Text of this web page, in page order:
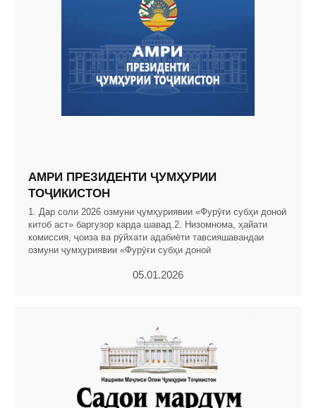
АМРИ ПРЕЗИДЕНТИ ҶУМҲУРИИ
ТОҶИКИСТОН
1. Дар соли 2026 озмуни ҷумҳуриявии «Фурӯғи субҳи доноӣ
китоб аст» баргузор карда шавад.2. Низомнома, ҳайати
комиссия, ҷоиза ва рӯйхати адабиёти тавсияшавандаи
озмуни ҷумҳуриявии «Фурӯғи субҳи доноӣ
05.01.2026